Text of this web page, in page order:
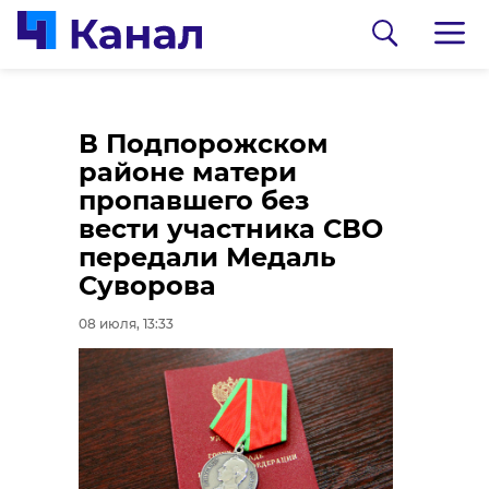
В Подпорожском
районе матери
пропавшего без
вести участника СВО
передали Медаль
Суворова
08 июля, 13:33
В Гатчинском округе
начался ремонт
Сиверского шоссе
08 июля, 12:46
Во Всеволожске
отмечают День
семьи, любви и
верности
08 июля, 12:36